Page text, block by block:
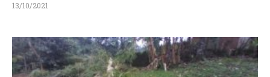
13/10/2021